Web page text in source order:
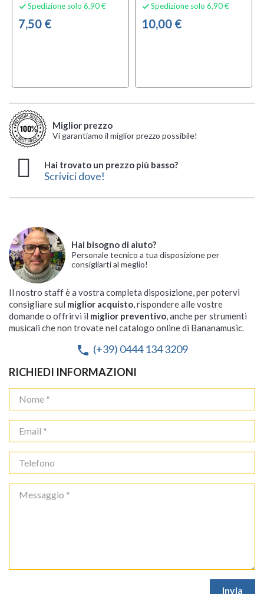
 Spedizione solo 6,90 €
7,50 €
 Spedizione solo 6,90 €
10,00 €
Miglior prezzo
Vi garantiamo il miglior prezzo possibile!
Hai trovato un prezzo più basso?
Scrivici dove!
Hai bisogno di aiuto?
Personale tecnico a tua disposizione per
consigliarti al meglio!
Il nostro staff è a vostra completa disposizione, per potervi
consigliare sul miglior acquisto, rispondere alle vostre
domande o offrirvi il miglior preventivo, anche per strumenti
musicali che non trovate nel catalogo online di Bananamusic.
phone (+39) 0444 134 3209
RICHIEDI INFORMAZIONI